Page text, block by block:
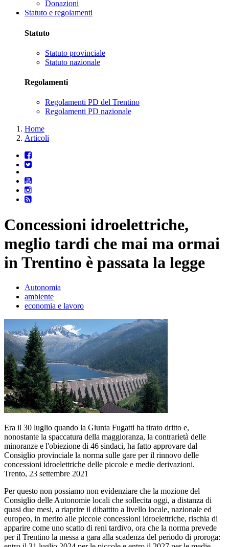
Donazioni
Statuto e regolamenti
Statuto
Statuto provinciale
Statuto nazionale
Regolamenti
Regolamenti PD del Trentino
Regolamenti PD nazionale
Home
Articoli
Concessioni idroelettriche,
meglio tardi che mai ma ormai
in Trentino è passata la legge
Autonomia
ambiente
economia e lavoro
Era il 30 luglio quando la Giunta Fugatti ha tirato dritto e,
nonostante la spaccatura della maggioranza, la contrarietà delle
minoranze e l'obiezione di 46 sindaci, ha fatto approvare dal
Consiglio provinciale la norma sulle gare per il rinnovo delle
concessioni idroelettriche delle piccole e medie derivazioni.
Trento, 23 settembre 2021
Per questo non possiamo non evidenziare che la mozione del
Consiglio delle Autonomie locali che sollecita oggi, a distanza di
quasi due mesi, a riaprire il dibattito a livello locale, nazionale ed
europeo, in merito alle piccole concessioni idroelettriche, rischia di
apparire come uno scatto di reni tardivo, ora che la norma prevede
per il Trentino la messa a gara alla scadenza del periodo di proroga: